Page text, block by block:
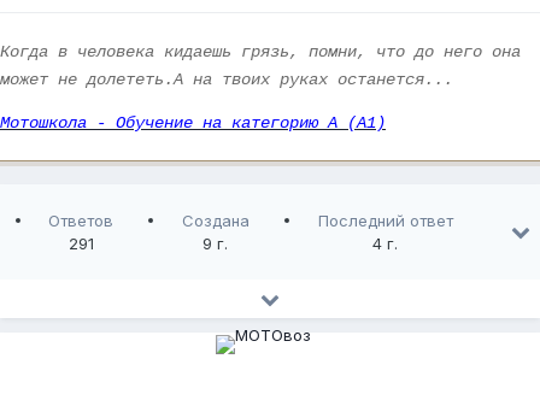
Когда в человека кидаешь грязь, помни, что до него она
может не долететь.А на твоих руках останется...
Мотошкола - Обучение на категорию А (А1)
Ответов
291
Создана
9 г.
Последний ответ
4 г.